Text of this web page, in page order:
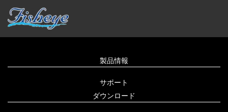
製品情報
サポート
ダウンロード